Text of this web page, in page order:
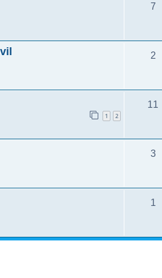
7
2
1 2
11
3
1